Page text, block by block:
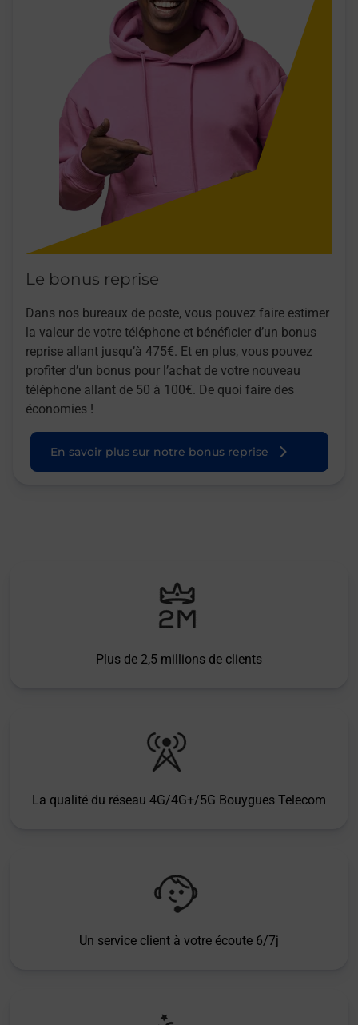
Le bonus reprise
Dans nos bureaux de poste, vous pouvez faire estimer
la valeur de votre téléphone et bénéficier d’un bonus
reprise allant jusqu’à 475€. Et en plus, vous pouvez
profiter d’un bonus pour l’achat de votre nouveau
téléphone allant de 50 à 100€. De quoi faire des
économies !
En savoir plus sur notre bonus reprise
Plus de 2,5 millions de clients
La qualité du réseau 4G/4G+/5G Bouygues Telecom
Un service client à votre écoute 6/7j